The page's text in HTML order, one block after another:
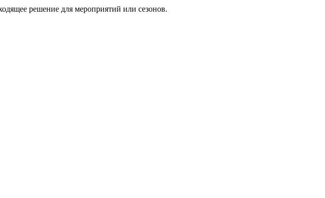
решение для мероприятий или сезонов.